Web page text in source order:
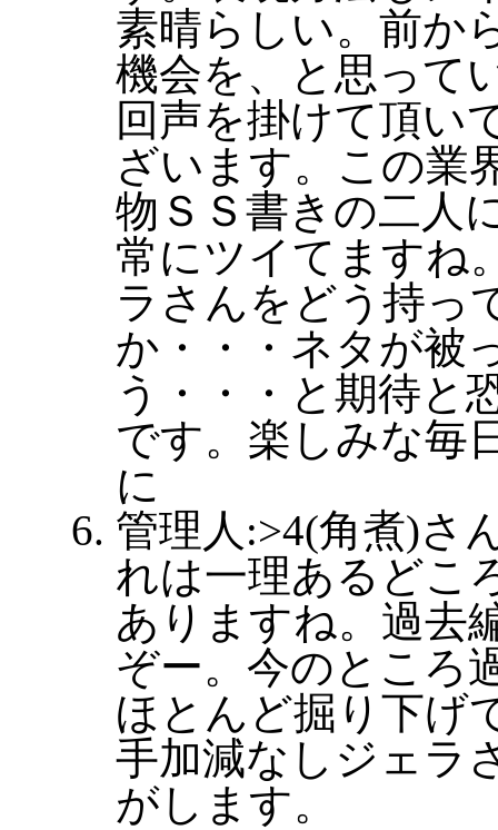
素晴らしい。前か
機会を、と思って
回声を掛けて頂い
ざいます。この業
物ＳＳ書きの二人
常にツイてますね
ラさんをどう持っ
か・・・ネタが被
う・・・と期待と
です。楽しみな毎
に
管理人:>4(角煮)さ
れは一理あるどこ
ありますね。過去
ぞー。今のところ
ほとんど掘り下げ
手加減なしジェラ
がします。